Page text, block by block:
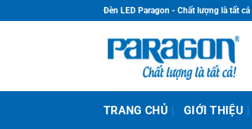
to
Đèn LED Paragon - Chất lượng là tất cả
TRANG CHỦ GIỚI THIỆU